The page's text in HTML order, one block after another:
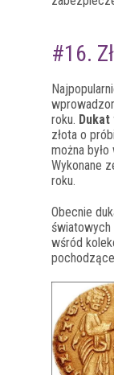
#16.
roku.
złota o
można
Wykonane
roku.
Obecnie
światowych
wśród